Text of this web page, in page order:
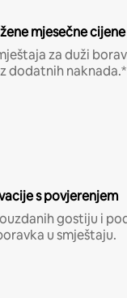
mjesečne cijene
za duži
dodatnih naknada.*
s povjerenjem
gostiju i
u smještaju.